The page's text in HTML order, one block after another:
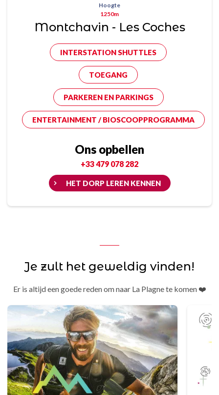
Hoogte
1250m
Montchavin - Les Coches
INTERSTATION SHUTTLES
TOEGANG
PARKEREN EN PARKINGS
ENTERTAINMENT / BIOSCOOPPROGRAMMA
Ons opbellen
+33 479 078 282
HET DORP LEREN KENNEN
Je zult het geweldig vinden!
Er is altijd een goede reden om naar La Plagne te komen ❤️